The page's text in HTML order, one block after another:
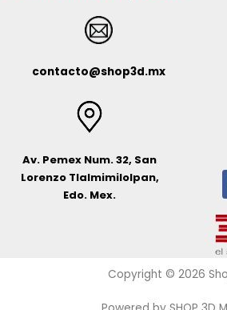
contacto@shop3d.mx
Av. Pemex Num. 32, San
Lorenzo Tlalmimilolpan,
Edo. Mex.
Copyright © 2026